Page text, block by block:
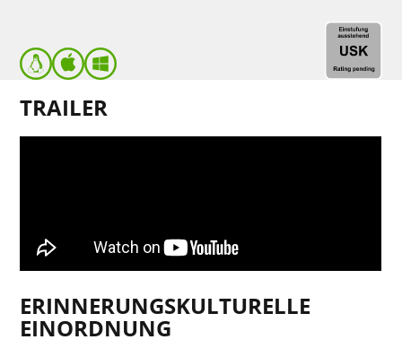
TRAILER
ERINNERUNGSKULTURELLE
EINORDNUNG